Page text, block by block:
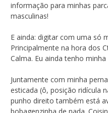
informação para minhas
masculinas!
E ainda: digitar com uma só
Principalmente na hora dos
Calma. Eu ainda tenho
Juntamente com minha
esticada (ô, posição ridícula
punho direito também está
bobagenzinha de nada.